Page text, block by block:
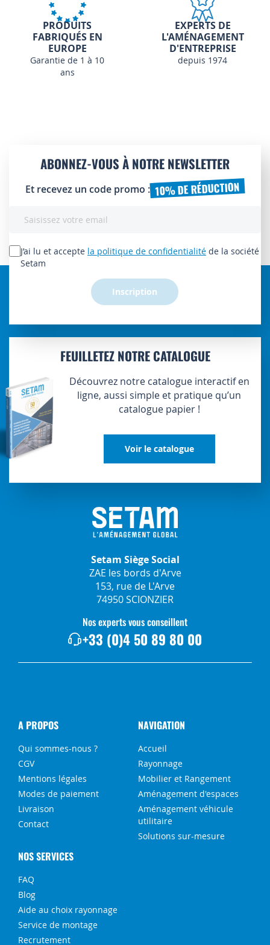
PRODUITS
FABRIQUÉS EN
EUROPE
Garantie de 1 à 10
ans
EXPERTS DE
L'AMÉNAGEMENT
D'ENTREPRISE
depuis 1974
ABONNEZ-VOUS À NOTRE NEWSLETTER
Et recevez un code promo : 10% DE RÉDUCTION
lettre
d’information
J’ai lu et accepte la politique de confidentialité de la société
Setam
Inscription
FEUILLETEZ NOTRE CATALOGUE
Découvrez notre catalogue interactif en
ligne, aussi simple et pratique qu’un
catalogue papier !
Voir le catalogue
Setam Siège Social
ZAE les bords d'Arve
153, rue de L'Arve
74950 SCIONZIER
Nos experts vous conseillent
+33 (0)4 50 89 80 00
A PROPOS
Qui sommes-nous ?
CGV
Mentions légales
Modes de paiement
Livraison
Contact
NAVIGATION
Accueil
Rayonnage
Mobilier et Rangement
Aménagement d'espaces
Aménagement véhicule
utilitaire
Solutions sur-mesure
NOS SERVICES
FAQ
Blog
Aide au choix rayonnage
Service de montage
Recrutement